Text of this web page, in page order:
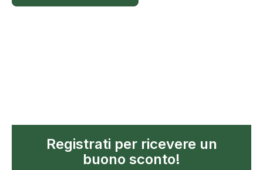
Registrati per ricevere un
buono sconto!